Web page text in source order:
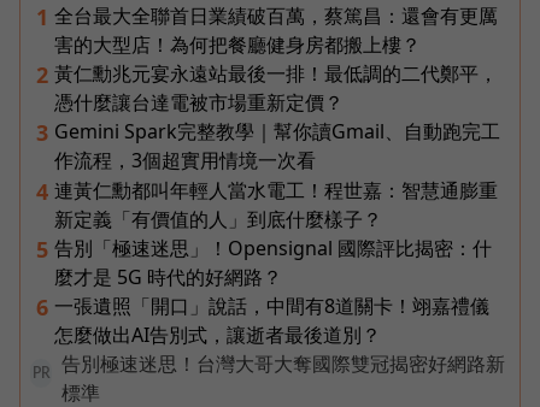
1 全台最大全聯首日業績破百萬，蔡篤昌：還會有更厲
害的大型店！為何把餐廳健身房都搬上樓？
2 黃仁勳兆元宴永遠站最後一排！最低調的二代鄭平，
憑什麼讓台達電被市場重新定價？
3 Gemini Spark完整教學｜幫你讀Gmail、自動跑完工
作流程，3個超實用情境一次看
4 連黃仁勳都叫年輕人當水電工！程世嘉：智慧通膨重
新定義「有價值的人」到底什麼樣子？
5 告別「極速迷思」！Opensignal 國際評比揭密：什
麼才是 5G 時代的好網路？
6 一張遺照「開口」說話，中間有8道關卡！翊嘉禮儀
怎麼做出AI告別式，讓逝者最後道別？
PR
告別極速迷思！台灣大哥大奪國際雙冠揭密好網路新
標準